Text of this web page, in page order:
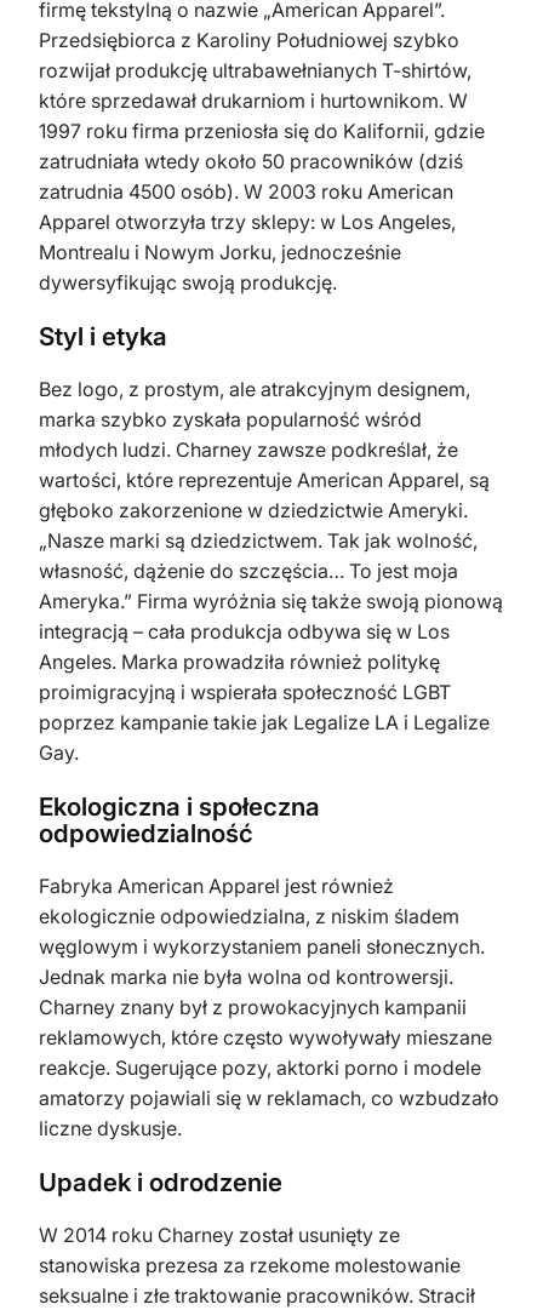
firmę tekstylną o nazwie „American Apparel”.
Przedsiębiorca z Karoliny Południowej szybko
rozwijał produkcję ultrabawełnianych T-shirtów,
które sprzedawał drukarniom i hurtownikom. W
1997 roku firma przeniosła się do Kalifornii, gdzie
zatrudniała wtedy około 50 pracowników (dziś
zatrudnia 4500 osób). W 2003 roku American
Apparel otworzyła trzy sklepy: w Los Angeles,
Montrealu i Nowym Jorku, jednocześnie
dywersyfikując swoją produkcję.
Styl i etyka
Bez logo, z prostym, ale atrakcyjnym designem,
marka szybko zyskała popularność wśród
młodych ludzi. Charney zawsze podkreślał, że
wartości, które reprezentuje American Apparel, są
głęboko zakorzenione w dziedzictwie Ameryki.
„Nasze marki są dziedzictwem. Tak jak wolność,
własność, dążenie do szczęścia… To jest moja
Ameryka.” Firma wyróżnia się także swoją pionową
integracją – cała produkcja odbywa się w Los
Angeles. Marka prowadziła również politykę
proimigracyjną i wspierała społeczność LGBT
poprzez kampanie takie jak Legalize LA i Legalize
Gay.
Ekologiczna i społeczna
odpowiedzialność
Fabryka American Apparel jest również
ekologicznie odpowiedzialna, z niskim śladem
węglowym i wykorzystaniem paneli słonecznych.
Jednak marka nie była wolna od kontrowersji.
Charney znany był z prowokacyjnych kampanii
reklamowych, które często wywoływały mieszane
reakcje. Sugerujące pozy, aktorki porno i modele
amatorzy pojawiali się w reklamach, co wzbudzało
liczne dyskusje.
Upadek i odrodzenie
W 2014 roku Charney został usunięty ze
stanowiska prezesa za rzekome molestowanie
seksualne i złe traktowanie pracowników. Stracił